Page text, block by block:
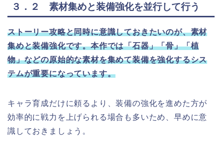
３．２ 素材集めと装備強化を並行して行う
ストーリー攻略と同時に意識しておきたいのが、素材
集めと装備強化です。本作では「石器」「骨」「植
物」などの原始的な素材を集めて装備を強化するシス
テムが重要になっています。
キャラ育成だけに頼るより、装備の強化を進めた方が
効率的に戦力を上げられる場合も多いため、早めに意
識しておきましょう。